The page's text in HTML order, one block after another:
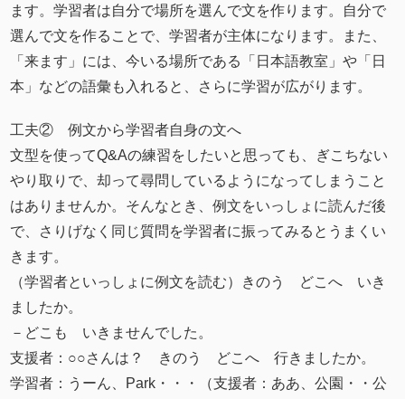
ます。学習者は自分で場所を選んで文を作ります。自分で
選んで文を作ることで、学習者が主体になります。また、
「来ます」には、今いる場所である「日本語教室」や「日
本」などの語彙も入れると、さらに学習が広がります。
工夫② 例文から学習者自身の文へ
文型を使ってQ&Aの練習をしたいと思っても、ぎこちない
やり取りで、却って尋問しているようになってしまうこと
はありませんか。そんなとき、例文をいっしょに読んだ後
で、さりげなく同じ質問を学習者に振ってみるとうまくい
きます。
（学習者といっしょに例文を読む）きのう どこへ いき
ましたか。
－どこも いきませんでした。
支援者：○○さんは？ きのう どこへ 行きましたか。
学習者：うーん、Park・・・（支援者：ああ、公園・・公